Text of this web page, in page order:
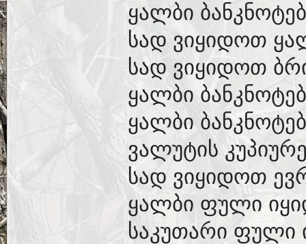
ყალბი
სად ვიყიდოთ
სად ვიყიდოთ
ყალბი
ყალბი
ვალუტის
სად ვიყიდოთ
ყალბი ფული
საკუთარი ფული